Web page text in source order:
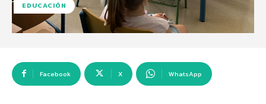
EDUCACIÓN
Facebook X WhatsApp